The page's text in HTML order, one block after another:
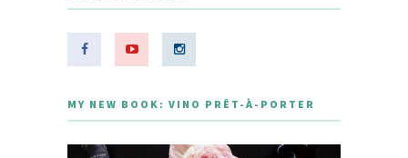
MY NEW BOOK: VINO PRÊT-À-PORTER